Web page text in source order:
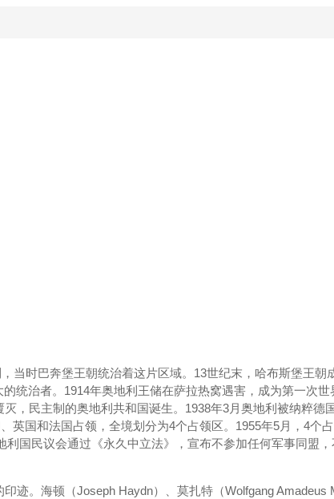
当时巴奔堡王朝统治着这片区域。13世纪末，哈布斯堡王朝
统治者。1914年奥地利王储在萨拉热窝遇害，成为第一次
，民主制的奥地利共和国诞生。1938年3月奥地利被纳粹德
英国和法国占领，全境划分为4个占领区。1955年5月，4个
国民议会通过《永久中立法》，宣布不参加任何军事同盟
迹。海顿（Joseph Haydn）、莫扎特（Wolfgang Amadeus